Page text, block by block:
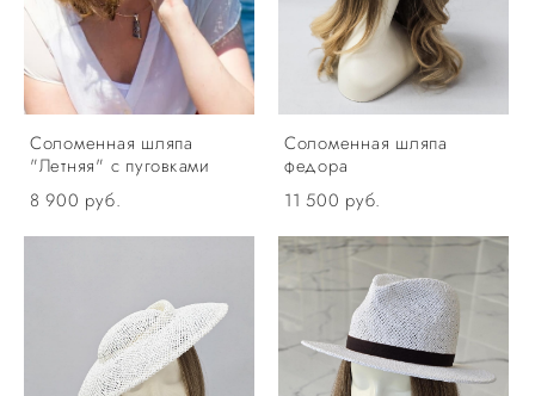
Соломенная шляпа
"Летняя" с пуговками
8 900 pуб.
Соломенная шляпа
федора
11 500 pуб.